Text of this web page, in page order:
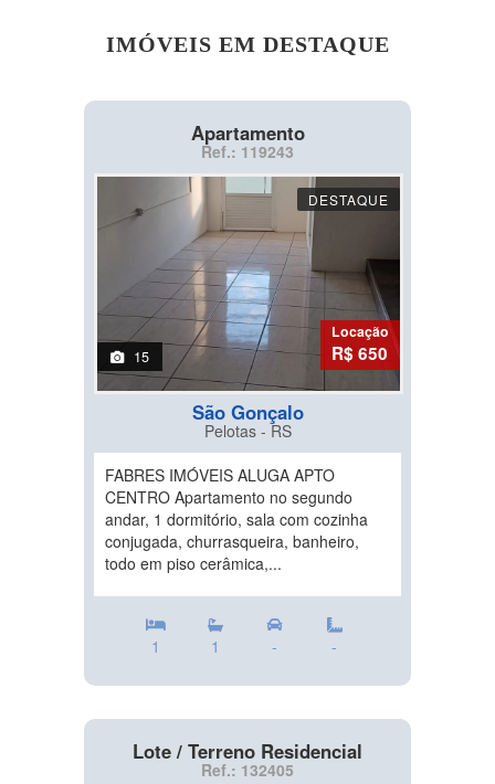
IMÓVEIS EM DESTAQUE
Apartamento
Ref.: 119243
DESTAQUE
15
Locação
R$ 650
São Gonçalo
Pelotas - RS
FABRES IMÓVEIS ALUGA APTO
CENTRO Apartamento no segundo
andar, 1 dormitório, sala com cozinha
conjugada, churrasqueira, banheiro,
todo em piso cerâmica,...
1 1 - -
Lote / Terreno Residencial
Ref.: 132405